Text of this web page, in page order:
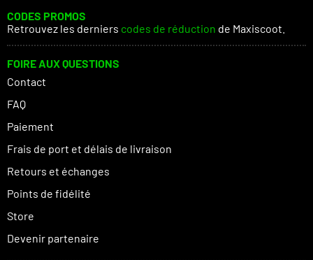
CODES PROMOS
Retrouvez les derniers codes de réduction de Maxiscoot.
FOIRE AUX QUESTIONS
Contact
FAQ
Paiement
Frais de port et délais de livraison
Retours et échanges
Points de fidélité
Store
Devenir partenaire